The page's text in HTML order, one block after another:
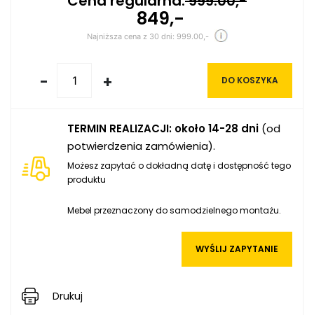
849,-
Najniższa cena z 30 dni: 999.00,-
- + DO KOSZYKA
TERMIN REALIZACJI: około 14-28 dni (od
potwierdzenia zamówienia).
Możesz zapytać o dokładną datę i dostępność tego
produktu
Mebel przeznaczony do samodzielnego montażu.
WYŚLIJ ZAPYTANIE
Drukuj